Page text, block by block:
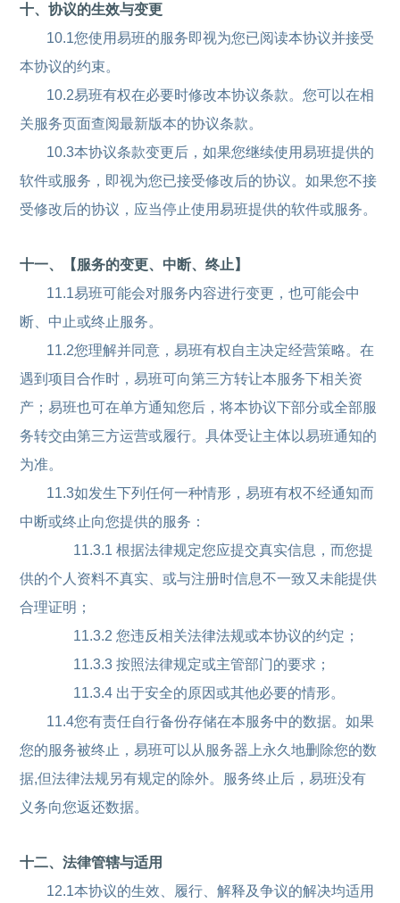
十、协议的生效与变更
10.1您使用易班的服务即视为您已阅读本协议并接受
本协议的约束。
10.2易班有权在必要时修改本协议条款。您可以在相
关服务页面查阅最新版本的协议条款。
10.3本协议条款变更后，如果您继续使用易班提供的
软件或服务，即视为您已接受修改后的协议。如果您不接
受修改后的协议，应当停止使用易班提供的软件或服务。
十一、【服务的变更、中断、终止】
11.1易班可能会对服务内容进行变更，也可能会中
断、中止或终止服务。
11.2您理解并同意，易班有权自主决定经营策略。在
遇到项目合作时，易班可向第三方转让本服务下相关资
产；易班也可在单方通知您后，将本协议下部分或全部服
务转交由第三方运营或履行。具体受让主体以易班通知的
为准。
11.3如发生下列任何一种情形，易班有权不经通知而
中断或终止向您提供的服务：
11.3.1 根据法律规定您应提交真实信息，而您提
供的个人资料不真实、或与注册时信息不一致又未能提供
合理证明；
11.3.2 您违反相关法律法规或本协议的约定；
11.3.3 按照法律规定或主管部门的要求；
11.3.4 出于安全的原因或其他必要的情形。
11.4您有责任自行备份存储在本服务中的数据。如果
您的服务被终止，易班可以从服务器上永久地删除您的数
据,但法律法规另有规定的除外。服务终止后，易班没有
义务向您返还数据。
十二、法律管辖与适用
12.1本协议的生效、履行、解释及争议的解决均适用